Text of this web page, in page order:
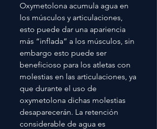
Oxymetolona acumula agua en
los músculos y articulaciones,
esto puede dar una apariencia
más “inflada” a los músculos, sin
embargo esto puede ser
beneficioso para los atletas con
molestias en las articulaciones, ya
que durante el uso de
oxymetolona dichas molestias
desaparecerán. La retención
considerable de agua es